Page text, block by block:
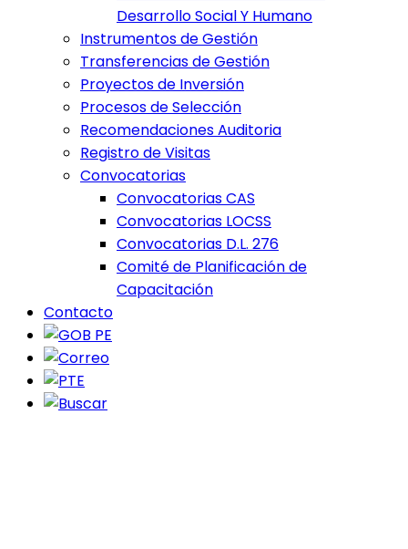
Desarrollo Social Y Humano
Instrumentos de Gestión
Transferencias de Gestión
Proyectos de Inversión
Procesos de Selección
Recomendaciones Auditoria
Registro de Visitas
Convocatorias
Convocatorias CAS
Convocatorias LOCSS
Convocatorias D.L. 276
Comité de Planificación de
Capacitación
Contacto